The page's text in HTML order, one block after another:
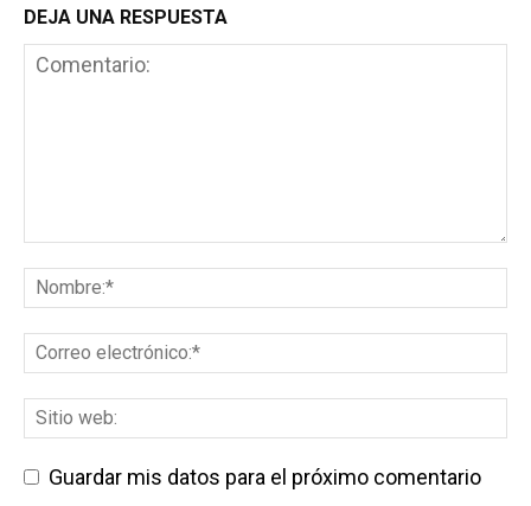
DEJA UNA RESPUESTA
Guardar mis datos para el próximo comentario